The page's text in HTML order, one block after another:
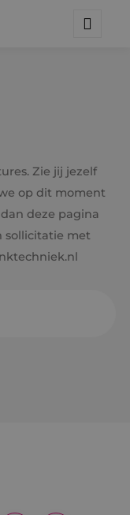
Zie jij jezelf
op dit moment
deze pagina
sollicitatie met